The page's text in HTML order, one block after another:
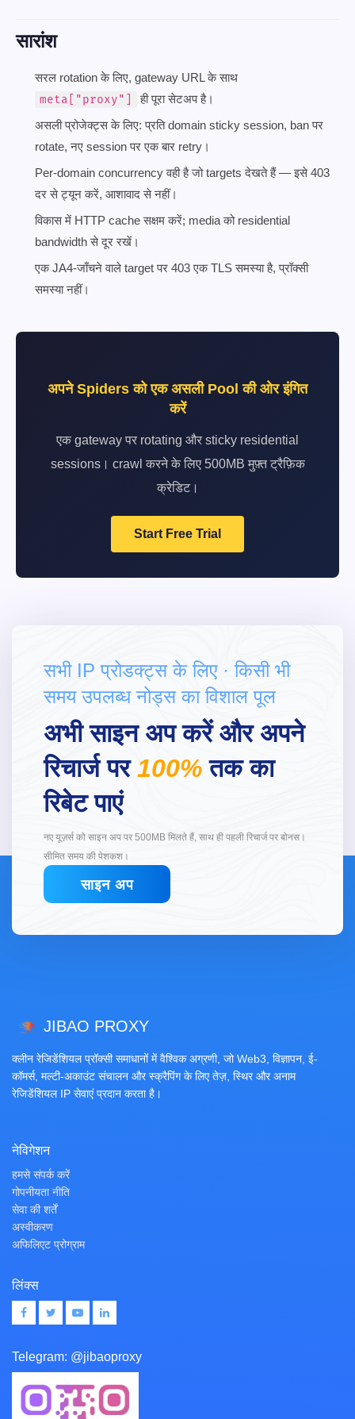
सारांश
सरल rotation के लिए, gateway URL के साथ
meta["proxy"]
ही पूरा सेटअप है।
असली प्रोजेक्ट्स के लिए: प्रति domain sticky session, ban पर
rotate, नए session पर एक बार retry।
Per-domain concurrency वही है जो targets देखते हैं — इसे 403
दर से ट्यून करें, आशावाद से नहीं।
विकास में HTTP cache सक्षम करें; media को residential
bandwidth से दूर रखें।
एक JA4-जाँचने वाले target पर 403 एक TLS समस्या है, प्रॉक्सी
समस्या नहीं।
अपने Spiders को एक असली Pool की ओर इंगित
करें
एक gateway पर rotating और sticky residential
sessions। crawl करने के लिए 500MB मुफ़्त ट्रैफ़िक
क्रेडिट।
Start Free Trial
सभी IP प्रोडक्ट्स के लिए · किसी भी
समय उपलब्ध नोड्स का विशाल पूल
अभी साइन अप करें और अपने
रिचार्ज पर100% तक का
रिबेट पाएं
नए यूज़र्स को साइन अप पर 500MB मिलते हैं, साथ ही पहली रिचार्ज पर बोनस।
सीमित समय की पेशकश।
साइन अप
JIBAO PROXY
क्लीन रेजिडेंशियल प्रॉक्सी समाधानों में वैश्विक अग्रणी, जो Web3, विज्ञापन, ई-
कॉमर्स, मल्टी-अकाउंट संचालन और स्क्रैपिंग के लिए तेज़, स्थिर और अनाम
रेजिडेंशियल IP सेवाएं प्रदान करता है।
नेविगेशन
हमसे संपर्क करें
गोपनीयता नीति
सेवा की शर्तें
अस्वीकरण
अफिलिएट प्रोग्राम
लिंक्स
Telegram: @jibaoproxy